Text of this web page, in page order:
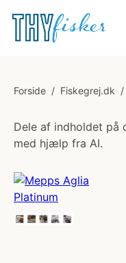
Forside / Fiskegrej.dk /
Dele af indholdet på
med hjælp fra AI.